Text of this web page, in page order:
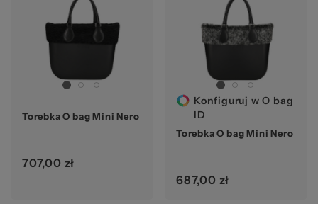
Torebka O bag Mini Nero
707,00 zł
Konfiguruj w O bag
ID
Torebka O bag Mini Nero
687,00 zł